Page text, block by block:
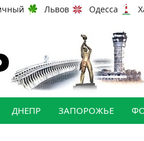
Львов Одесса
ДНЕПР ЗАПОРОЖЬЕ